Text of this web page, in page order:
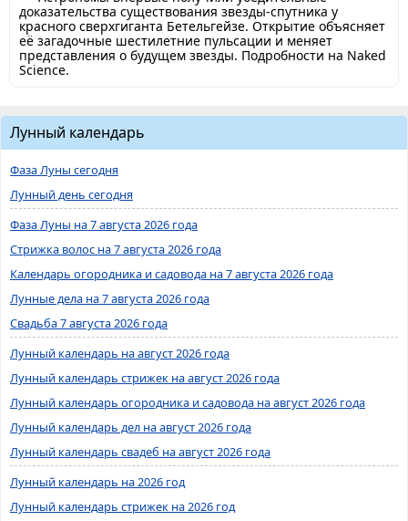
доказательства существования звезды-спутника у
красного сверхгиганта Бетельгейзе. Открытие объясняет
её загадочные шестилетние пульсации и меняет
представления о будущем звезды. Подробности на Naked
Science.
Лунный календарь
Фаза Луны сегодня
Лунный день сегодня
Фаза Луны на 7 августа 2026 года
Стрижка волос на 7 августа 2026 года
Календарь огородника и садовода на 7 августа 2026 года
Лунные дела на 7 августа 2026 года
Свадьба 7 августа 2026 года
Лунный календарь на август 2026 года
Лунный календарь стрижек на август 2026 года
Лунный календарь огородника и садовода на август 2026 года
Лунный календарь дел на август 2026 года
Лунный календарь свадеб на август 2026 года
Лунный календарь на 2026 год
Лунный календарь стрижек на 2026 год